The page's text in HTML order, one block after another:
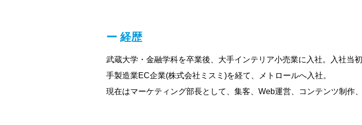
経歴
武蔵大学・金融学科を卒業後、大手インテリア小売業に入社。入社当
手製造業EC企業(株式会社ミスミ)を経て、メトロールへ入社。
現在はマーケティング部長として、集客、Web運営、コンテンツ制作